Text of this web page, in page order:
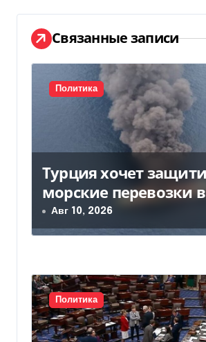
ц
и
я
п
з
а
п
и
с
я
м
Связанные записи
Политика
Турция хочет
морские перевозки в
Черном море:
отправили в Россию
Авг 10, 2026
Политика